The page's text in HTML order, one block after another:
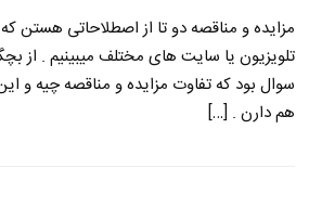
مزایده و مناقصه دو تا از اصطلاحاتی هستن
تلویزیون یا سایت های مختلف میبینیم . از
سوال بود که تفاوت مزایده و مناقصه چیه و
هم دارن . […]